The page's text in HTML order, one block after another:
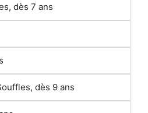
dès 7 ans
dès 9 ans